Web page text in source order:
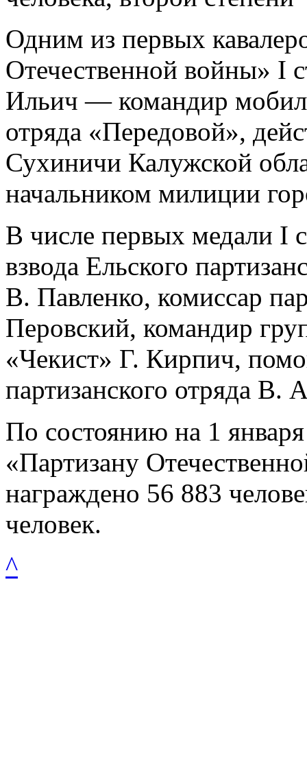
Одним из первых
Отечественной войны» I
Ильич — командир
отряда «Передовой»,
Сухиничи Калужской
начальником милиции
В числе первых медали I
взвода Ельского
В. Павленко, комиссар
Перовский, командир
«Чекист» Г. Кирпич,
партизанского отряда В.
По состоянию на 1
«Партизану
награждено 56 883
человек.
^